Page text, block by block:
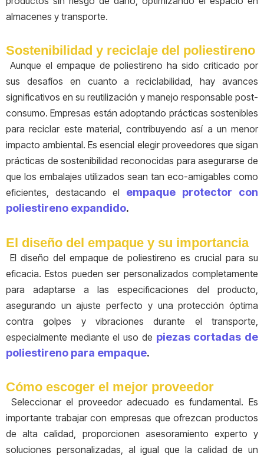
almacenes y transporte.
Sostenibilidad y reciclaje del poliestireno
Aunque el empaque de poliestireno ha sido criticado por
sus desafíos en cuanto a reciclabilidad, hay avances
significativos en su reutilización y manejo responsable post-
consumo. Empresas están adoptando prácticas sostenibles
para reciclar este material, contribuyendo así a un menor
impacto ambiental. Es esencial elegir proveedores que sigan
prácticas de sostenibilidad reconocidas para asegurarse de
que los embalajes utilizados sean tan eco-amigables como
eficientes, destacando el empaque protector con
poliestireno expandido.
El diseño del empaque y su importancia
El diseño del empaque de poliestireno es crucial para su
eficacia. Estos pueden ser personalizados completamente
para adaptarse a las especificaciones del producto,
asegurando un ajuste perfecto y una protección óptima
contra golpes y vibraciones durante el transporte,
especialmente mediante el uso de piezas cortadas de
poliestireno para empaque.
Cómo escoger el mejor proveedor
Seleccionar el proveedor adecuado es fundamental. Es
importante trabajar con empresas que ofrezcan productos
de alta calidad, proporcionen asesoramiento experto y
soluciones personalizadas, al igual que la calidad de un